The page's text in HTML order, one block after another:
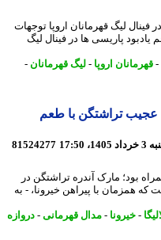
لیگ قهرمانان اروپا توجهات
پاریسی ها در فینال لیگ
اروپا - لیگ قهرمانان-
تراشتگن با طعم
81524277
بود؛ مارک آندره تراشتگن در
با پیراهن خیرونا، - به
خیرونا- مدال قهرمانی-دروازه